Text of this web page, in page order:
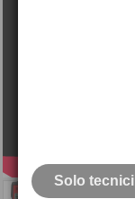
Solo tecnici